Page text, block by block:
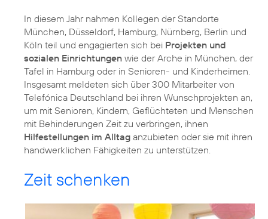
In diesem Jahr nahmen Kollegen der Standorte
München, Düsseldorf, Hamburg, Nürnberg, Berlin und
Köln teil und engagierten sich bei Projekten und
sozialen Einrichtungen wie der Arche in München, der
Tafel in Hamburg oder in Senioren- und Kinderheimen.
Insgesamt meldeten sich über 300 Mitarbeiter von
Telefónica Deutschland bei ihren Wunschprojekten an,
um mit Senioren, Kindern, Geflüchteten und Menschen
mit Behinderungen Zeit zu verbringen, ihnen
Hilfestellungen im Alltag anzubieten oder sie mit ihren
handwerklichen Fähigkeiten zu unterstützen.
Zeit schenken